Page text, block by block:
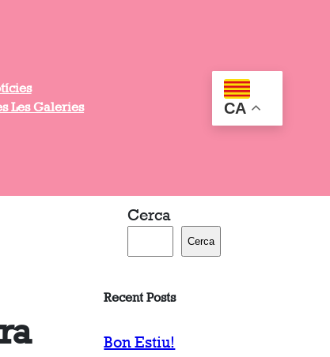
Les Galeries CA
Cerca
Cerca
Recent Posts
Bon Estiu!